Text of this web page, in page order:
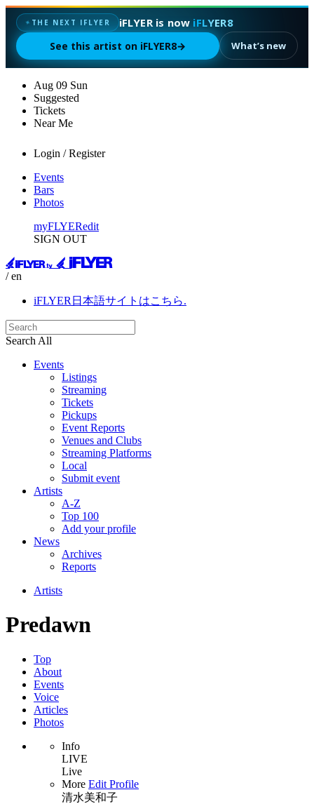
✦ THE NEXT IFLYER iFLYER is now iFLYER8
See this artist on iFLYER8→ What’s new
Aug 09 Sun
Suggested
Tickets
Near Me
Login / Register
Events
Bars
Photos
myFLYERedit
SIGN OUT
/ en
iFLYER日本語サイトはこちら.
Search All
Events
Listings
Streaming
Tickets
Pickups
Event Reports
Venues and Clubs
Streaming Platforms
Local
Submit event
Artists
A-Z
Top 100
Add your profile
News
Archives
Reports
Artists
Predawn
Top
About
Events
Voice
Articles
Photos
Info
LIVE
Live
More Edit Profile
清水美和子